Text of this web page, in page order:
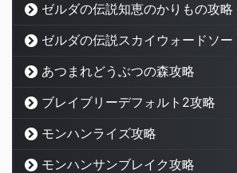
ゼルダの伝説知恵のかりもの攻略
ゼルダの伝説スカイウォードソー
あつまれどうぶつの森攻略
ブレイブリーデフォルト2攻略
モンハンライズ攻略
モンハンサンブレイク攻略